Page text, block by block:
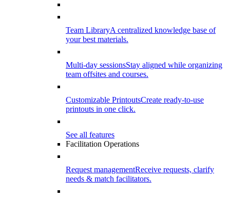
Team LibraryA centralized knowledge base of
your best materials.
Multi-day sessionsStay aligned while organizing
team offsites and courses.
Customizable PrintoutsCreate ready-to-use
printouts in one click.
See all features
Facilitation Operations
Request managementReceive requests, clarify
needs & match facilitators.